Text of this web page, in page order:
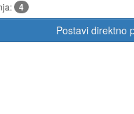
4
Postavi direktno